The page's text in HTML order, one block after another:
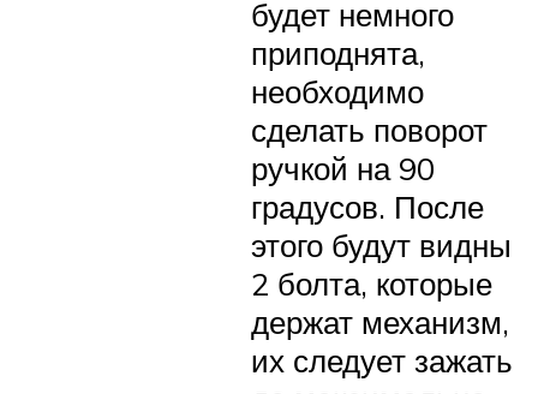
будет немного
приподнята,
необходимо
сделать поворот
ручкой на 90
градусов. После
этого будут видны
2 болта, которые
держат механизм,
их следует зажать